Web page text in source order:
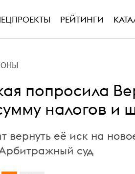
РЕЙТИНГИ
попросила
налогов и
вернуть её иск на
суд